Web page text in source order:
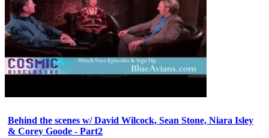
Behind the scenes w/ David Wilcock, Sean Stone, Niara Isley
& Corey Goode - Part2